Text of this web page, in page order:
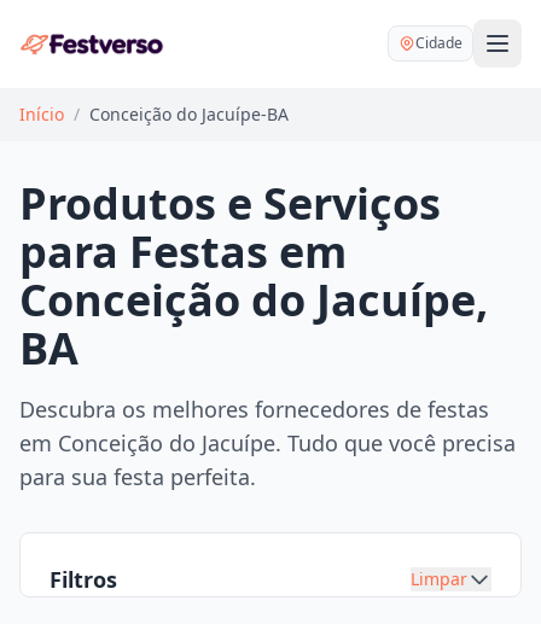
Cidade
Balões delivery
Decoração personalizada
Festa na mesa
Mesas e cadeiras
Bartender
DJ
Fotógrafo
Buffet infantil
Início / Conceição do Jacuípe-BA
Produtos e Serviços
para Festas em
Conceição do Jacuípe,
BA
Descubra os melhores fornecedores de festas
em Conceição do Jacuípe. Tudo que você precisa
para sua festa perfeita.
Filtros Limpar